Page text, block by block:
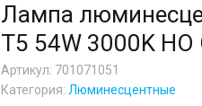
Лампа
T5 54W 3000K
Артикул: 701071051
Категория: Люминесцентные